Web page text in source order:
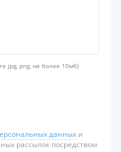
jpg, png, не более 10мб)
данных и
рассылок посредством